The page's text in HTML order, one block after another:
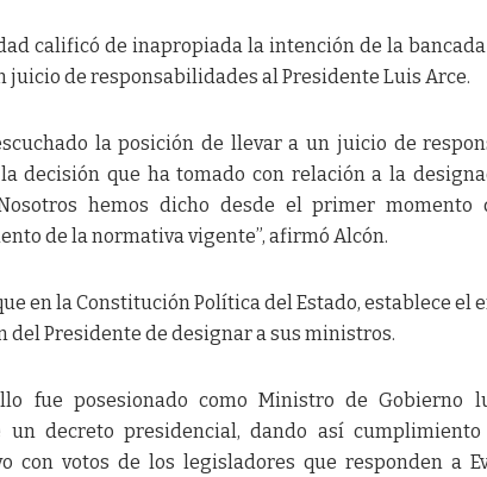
calificó de inapropiada la intención de la bancada
juicio de responsabilidades al Presidente Luis Arce.
la posición de llevar a un juicio de
decisión que ha tomado con relación a la
hemos dicho desde el primer
de la normativa vigente”, afirmó Alcón.
en la Constitución Política del Estado, establece el
del Presidente de designar a sus ministros.
fue posesionado como Ministro de Gobierno
un decreto presidencial, dando así
con votos de los legisladores que responden a